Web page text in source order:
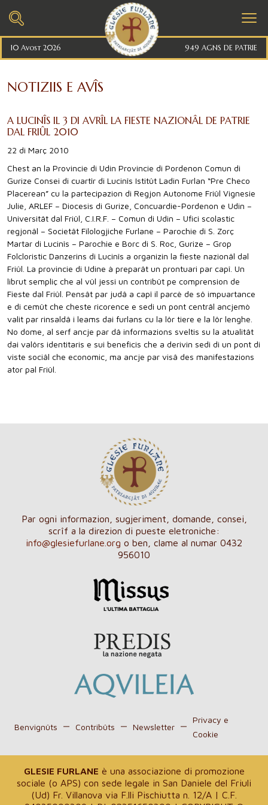
10 Avost 2026 949 AGNS DE PATRIE
NOTIZIIS E AVÎS
A LUCINÎS IL 3 DI AVRÎL LA FIESTE NAZIONÂL DE PATRIE
DAL FRIÛL 2010
22 di Març 2010
Chest an la Provincie di Udin Provincie di Pordenon Comun di
Gurize Consei di cuartîr di Lucinîs Istitût Ladin Furlan “Pre Checo
Placerean” cu la partecipazion di Regjon Autonome Friûl Vignesie
Julie, ARLEF – Diocesis di Gurize, Concuardie-Pordenon e Udin –
Universitât dal Friûl, C.I.R.F. – Comun di Udin – Ufici scolastic
regjonâl – Societât Filologjiche Furlane – Parochie di S. Zorç
Martar di Lucinîs – Parochie e Borc di S. Roc, Gurize – Grop
Folcloristic Danzerins di Lucinîs a organizin la fieste nazionâl dal
Friûl. La provincie di Udine à preparât un prontuari par capî. Un
librut sempliç che al vûl jessi un contribût pe comprension de
Fieste dal Friûl. Pensât par judâ a capî il parcè de sô impuartance
e di cemût che cheste ricorence e sedi un pont centrâl ancjemò
valit par rinsaldâ i leams dai furlans cu la lôr tiere e la lôr lenghe.
No dome, al serf ancje par dâ informazions sveltis su la atualitât
dai valôrs identitaris e sui beneficis che a derivin sedi di un pont di
viste sociâl che economic, ma ancje par visâ des manifestazions
ator pal Friûl.
Par ogni informazion, sugjeriment, domande, consei,
scrîf a la direzion di pueste eletroniche:
info@glesiefurlane.org o ben, clame al numar 0432
956010
Benvignûts Contribûts Newsletter
Privacy e
Cookie
GLESIE FURLANE è una associazione di promozione
sociale (o APS) con sede legale in San Daniele del Friuli
(Ud) Fr. Villanova via F.lli Pischiutta n. 12/A | C.F.